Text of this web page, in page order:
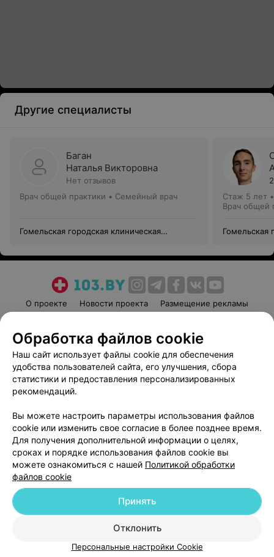
Другие специалисты
Баган
Наталья Викторовна
Нет отзывов
Врач общей практики • Семейный врач
Гомельская городская клиническая
Стаж 5 лет
Врач общей
Гомельская
О проекте Новости проекта
Размещение рекламы
Пользовательское соглашение
Способы оплаты
Вакансии
Партнеры
Написать руководителю 103.by
Обработка персональных данных
© 2026 ООО «Артокс Лаб», УНП 191700409
| 220012, Республика Беларусь,
Служба поддержки +375 291212755
Обработка файлов cookie
Наш сайт использует файлы cookie для обеспечения
удобства пользователей сайта, его улучшения, сбора
статистики и предоставления персонализированных
рекомендаций.
Вы можете настроить параметры использования файлов
cookie или изменить свое согласие в более позднее время.
Для получения дополнительной информации о целях,
сроках и порядке использования файлов cookie вы
можете ознакомиться с нашей Политикой обработки
файлов cookie
Отклонить
Принять
Персональные настройки Cookie